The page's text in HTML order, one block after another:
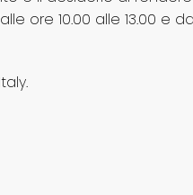
ore 10.00 alle 13.00 e